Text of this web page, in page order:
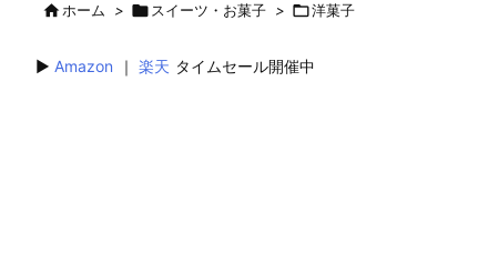
ホーム >  スイーツ・お菓子 > 洋菓子
▶︎ Amazon ｜ 楽天 タイムセール開催中